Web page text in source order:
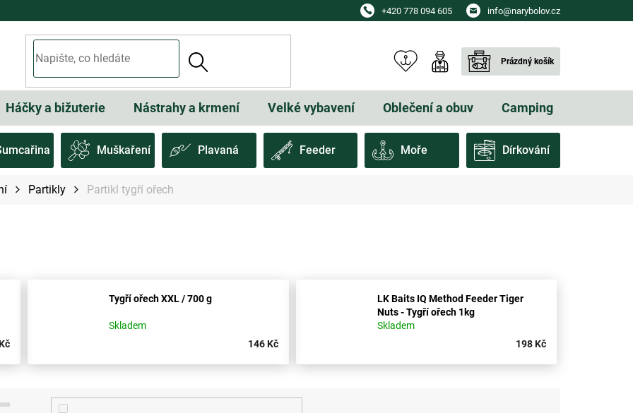
+420 778 094 605 info@narybolov.cz
NÁKUPNÍ
Prázdný košík
Háčky a bižuterie Nástrahy a krmení Velké vybavení Oblečení a obuv Camping
Muškaření Plavaná Feeder Moře Dírkování
Partikly Partikl tygří ořech
Tygří ořech XXL / 700 g
Skladem
146 Kč
LK Baits IQ Method Feeder Tiger
Nuts - Tygří ořech 1kg
Skladem
198 Kč